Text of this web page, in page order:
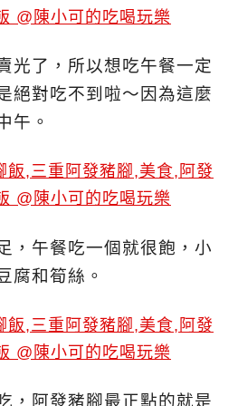
光了，所以想吃午餐一定
絕對吃不到啦～因為這麼
午。
，午餐吃一個就很飽，小
腐和筍絲。
，阿發豬腳最正點的就是